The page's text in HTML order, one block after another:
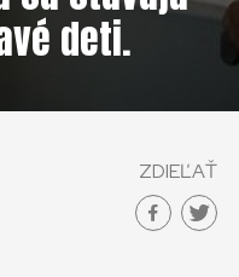
deti.
ZDIEĽAŤ